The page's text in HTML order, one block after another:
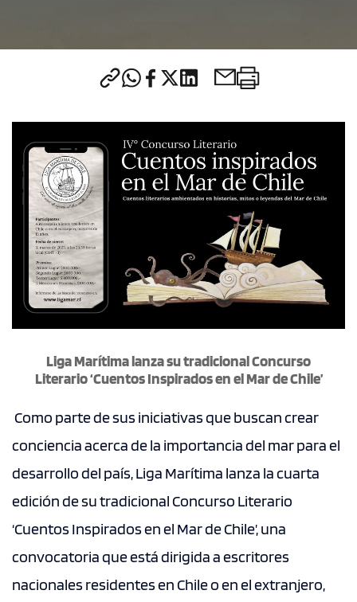
Liga Marítima lanza su tradicional Concurso
Literario‘Cuentos Inspirados en el Mar de Chile’
Como parte de sus iniciativas que buscan crear
conciencia acerca de la importancia del mar para el
desarrollo del país, Liga Marítima lanza la cuarta
edición de su tradicional Concurso Literario
‘Cuentos Inspirados en el Mar de Chile’, una
convocatoria que está dirigida a escritores
nacionales residentes en Chile o en el extranjero,